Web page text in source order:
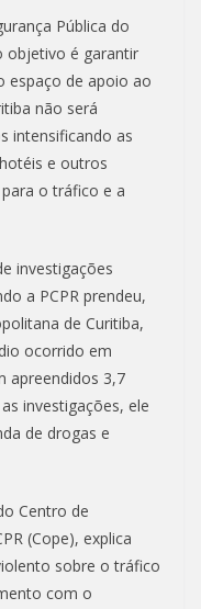
Pública do
objetivo é garantir
espaço de apoio ao
não será
intensificando as
e outros
o tráfico e a
investigações
a PCPR prendeu,
de Curitiba,
ocorrido em
apreendidos 3,7
investigações, ele
de drogas e
Centro de
(Cope), explica
sobre o tráfico
com o